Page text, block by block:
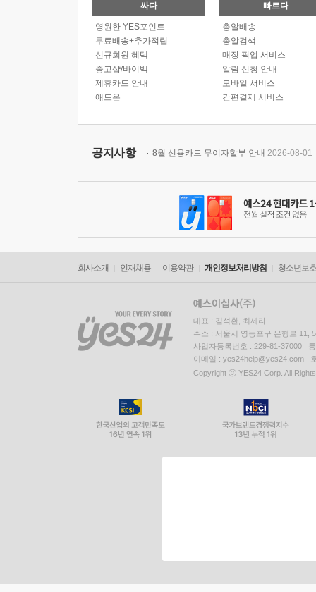
싸다
영원한 YES포인트
무료배송+추가적립
신규회원 혜택
중고샵/바이백
제휴카드 안내
애드온
빠르다
총알배송
총알검색
매장 픽업 서비스
알림 신청 안내
모바일 서비스
간편결제 서비스
공지사항 8월 신용카드 무이자할부 안내 2026-08-01
회사소개 인재채용 이용약관 개인정보처리방침 청소년보
대표 : 김석환, 최세라
주소 : 서울시 영등포구 은행로 11,
사업자등록번호 : 229-81-37000
이메일 : yes24help@yes24.com
Copyright ⓒ YES24 Corp. All